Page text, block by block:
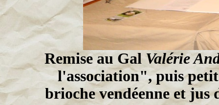
Remise au Gal Valérie
l'association", puis
brioche vendéenne et jus